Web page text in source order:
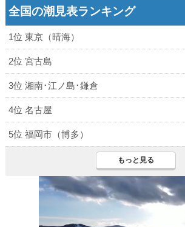
全国の潮見表ランキング
1位 東京（晴海）
2位 宮古島
3位 湘南･江ノ島･鎌倉
4位 名古屋
5位 福岡市（博多）
もっと見る